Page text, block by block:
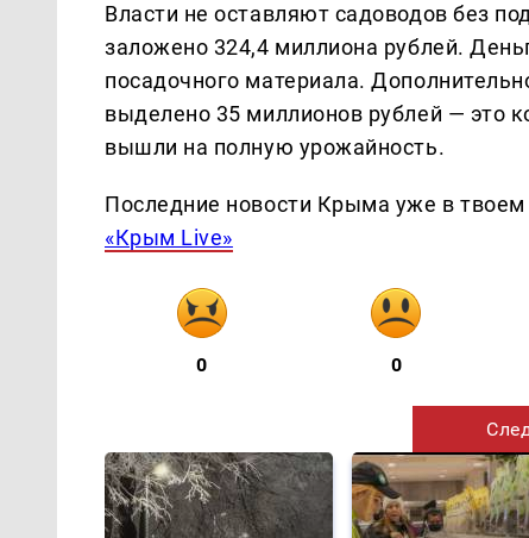
Власти не оставляют садоводов без
заложено 324,4 миллиона рублей.
посадочного материала.
выделено 35 миллионов рублей — это
вышли на полную урожайность.
Последние новости Крыма уже в
«Крым Live»
0 0